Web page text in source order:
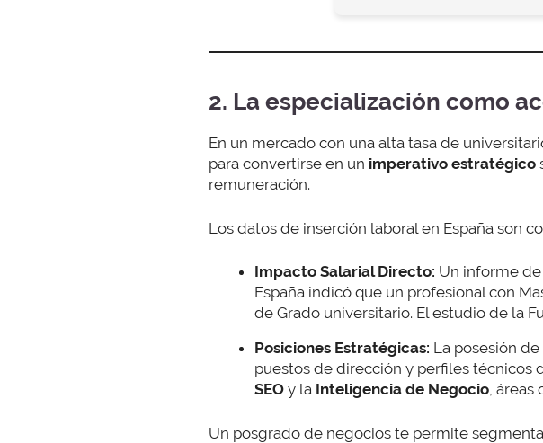
2. La especialización como
En un mercado con una alta tasa de
para convertirse en un imperativo estratégico
remuneración.
Los datos de inserción laboral en España son
Impacto Salarial Directo: Un informe de
España indicó que un profesional con
de Grado universitario. El estudio de la
Posiciones Estratégicas: La posesión
puestos de dirección y perfiles técnicos
SEO y la Inteligencia de Negocio, áreas
Un posgrado de negocios te permite